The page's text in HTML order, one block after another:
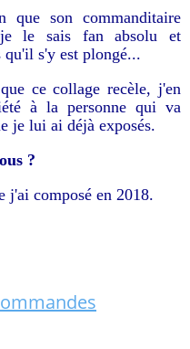
son commanditaire
le sais fan absolu et
s'y est plongé...
ce collage recèle, j'en
à la personne qui va
je lui ai déjà exposés.
?
j'ai composé en 2018.